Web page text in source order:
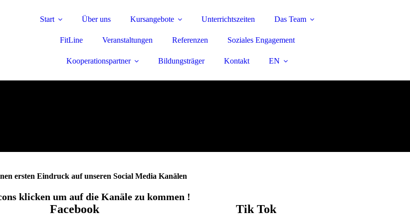
Start Über uns Kursangebote Unterrichtszeiten Das Team
FitLine Veranstaltungen Referenzen Soziales Engagement
Kooperationspartner Bildungsträger Kontakt EN
ersten Eindruck auf unseren Social Media Kanälen
klicken um auf die Kanäle zu kommen !
Facebook Tik Tok